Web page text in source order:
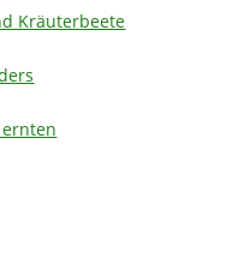
Kräuterbeete